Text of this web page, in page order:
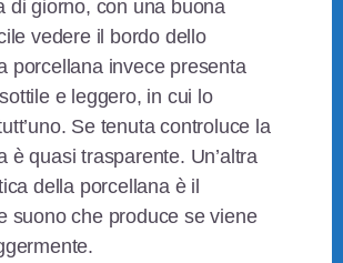
di giorno, con una buona
vedere il bordo dello
porcellana invece presenta
e leggero, in cui lo
Se tenuta controluce la
è quasi trasparente. Un’altra
della porcellana è il
suono che produce se viene